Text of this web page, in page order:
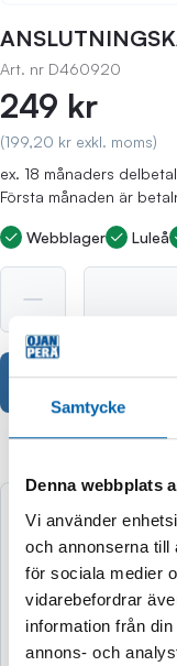
Samtycke
Denna webbplats
Vi använder
och annonserna till
för sociala medier
vidarebefordrar
information från
annons- och
Art. nr D460920
249 kr
(199,20 kr exkl. moms)
ex. 18 månaders
Första månaden är
Webblager Luleå